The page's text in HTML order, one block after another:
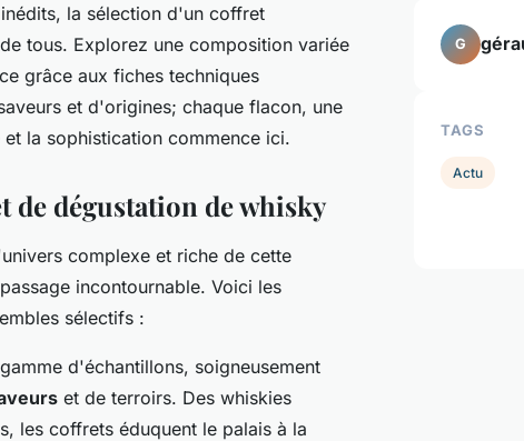
la sélection d'un coffret
tous. Explorez une composition variée
grâce aux fiches techniques
et d'origines; chaque flacon, une
la sophistication commence ici.
de dégustation de whisky
complexe et riche de cette
incontournable. Voici les
sélectifs :
d'échantillons, soigneusement
et de terroirs. Des whiskies
les coffrets éduquent le palais à la
G
TAGS
Actu